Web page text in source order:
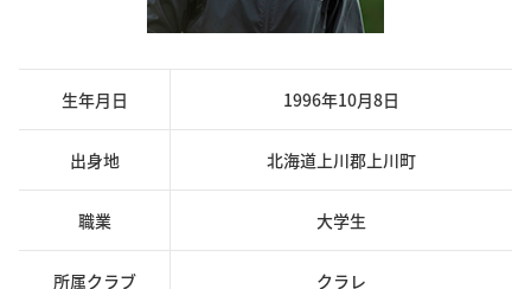
生年月日 1996年10月8日
出身地 北海道上川郡上川町
職業 大学生
所属クラブ クラレ